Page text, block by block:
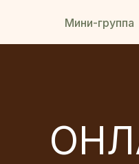
Мини-группа